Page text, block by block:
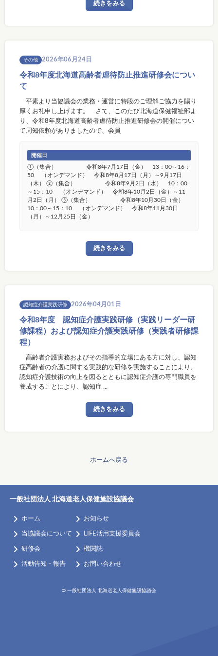
続きをみる
その他 2026年06月24日
令和8年度北海道高齢者虐待防止推進研修会につい
て
平素より当協議会の業務・運営に特段のご理解ご協力を賜り
厚くお礼申し上げます。 さて、このたび北海道保健福祉部よ
り、令和8年度北海道高齢者虐待防止推進研修会の開催につい
て周知依頼がありましたので、会員
開催日
①（集合） 令和8年7月17日（金） 13：00～16：
50 （オンデマンド） 令和8年8月17日（月）～9月17日
（木） ②（集合） 令和8年9月2日（水） 10：00
～15：10 （オンデマンド） 令和8年10月2日（金）～11
月2日（月） ③（集合） 令和8年10月30日（金）
10：00～15：10 （オンデマンド） 令和8年11月30日
（月）～12月25日（金）
続きをみる
認知症介護実践研修 2026年04月01日
令和8年度 認知症介護実践研修（実践リーダー研
修課程）および認知症介護実践研修（実践者研修課
程）
高齢者介護実務およびその指導的立場にある方に対し、認知
症高齢者の介護に関する実践的な研修を実施することにより、
認知症介護技術の向上を図るとともに認知症介護の専門職員を
養成することにより、認知症 ...
続きをみる
ホームへ戻る
一般社団法人 北海道老人保健施設協議会
keyboard_arrow_right ホーム
chevron_right 当協議会について
chevron_right 研修会
chevron_right 活動告知・報告
chevron_right お知らせ
chevron_right LIFE活用支援委員会
chevron_right 機関誌
chevron_right お問い合わせ
© 一般社団法人 北海道老人保健施設協議会